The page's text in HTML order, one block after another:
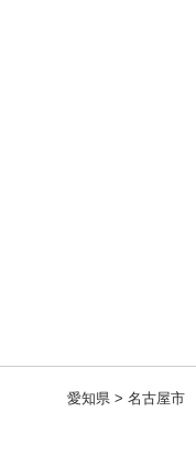
愛知県 > 名古屋市